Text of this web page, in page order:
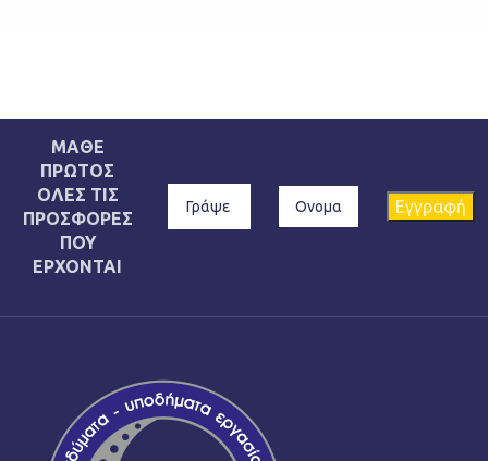
ΜΑΘΕ
ΠΡΩΤΟΣ
ΟΛΕΣ ΤΙΣ
ΠΡΟΣΦΟΡΕΣ
ΠΟΥ
ΕΡΧΟΝΤΑΙ